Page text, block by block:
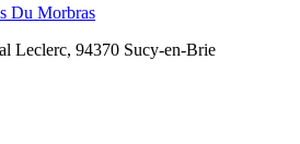
Du Morbras
Leclerc, 94370 Sucy-en-Brie